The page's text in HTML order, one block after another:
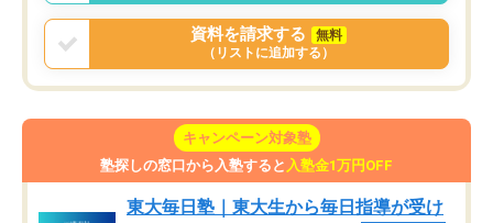
資料を請求する
無料
（リストに追加する）
キャンペーン対象塾
塾探しの窓口から入塾すると 入塾金1万円OFF
東大毎日塾｜東大生から毎日指導が受け